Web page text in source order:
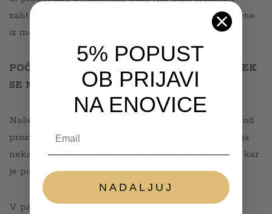
zahtevam. Vse Natural Response dudice so narejene
iz mehkega silikona.
POČAKAJTE POTRPEŽLJIVO – VAŠ DOJENČEK
SE MORA NAVADITI
Naše nove dudice Natural Response so drugačne od
prostega toka stekleničk. Kot pri dojenju, lahko traja
nekaj poskusov, da se navadi piti iz te stekleničke, kar
je popolnoma naravno.
V paket je vključeno
5% POPUST
OB PRIJAVI
NA ENOVICE
NADALJUJ